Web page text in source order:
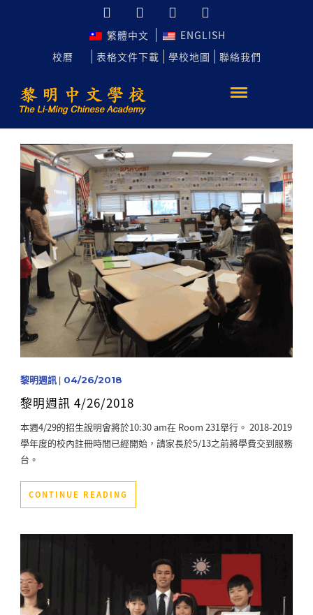
繁體中文
ENGLISH
校曆
表格文件下載 學校地圖 聯絡我們
黎明週訊| 04/26/2018
黎明週訊 4/26/2018
本週4/29的招生說明會將於10:30 am在 Room 231舉行。 2018-2019
學年度的校內註冊時間已經開始，請家長於5/13之前將學費交到服務
台。
CONTINUE READING